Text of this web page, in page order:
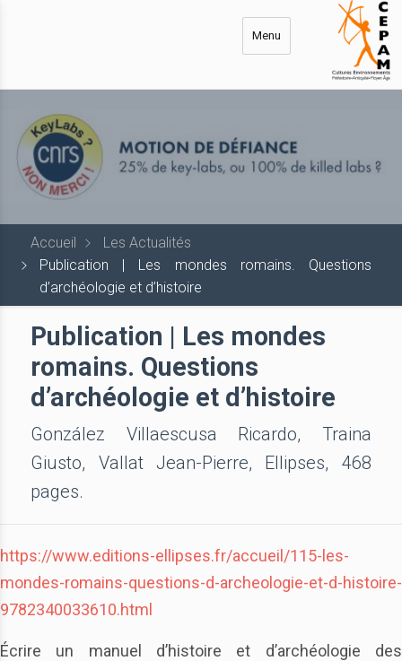
Menu
Accueil
Les Actualités
Publication | Les mondes romains. Questions
d’archéologie et d’histoire
Publication | Les mondes
romains. Questions
d’archéologie et d’histoire
González Villaescusa Ricardo, Traina
Giusto, Vallat Jean-Pierre, Ellipses, 468
pages.
https://www.editions-ellipses.fr/accueil/115-les-
mondes-romains-questions-d-archeologie-et-d-histoire-
9782340033610.html
Écrire un manuel d’histoire et d’archéologie des